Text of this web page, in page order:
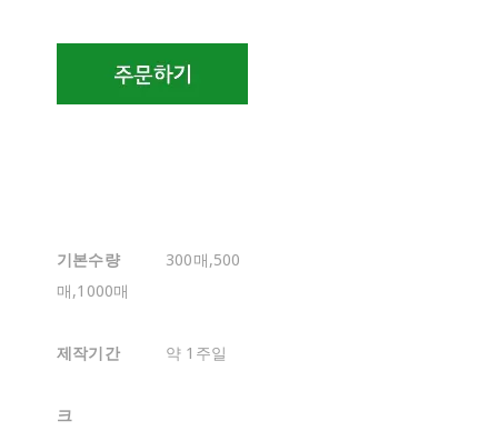
기본수량
300매,500
매,1000매
제작기간 약 1주일
크